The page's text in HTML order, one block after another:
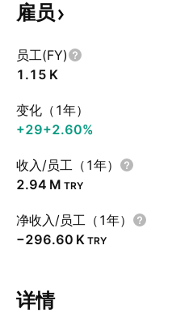
雇员
员工(FY)
‪1.15 K‬
变化（1年）
+29+2.60%
收入/员工（1年）
‪2.94 M‬ TRY
净收入/员工（1年）
‪−296.60 K‬ TRY
详情